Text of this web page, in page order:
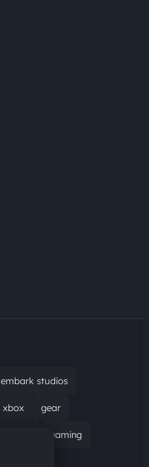
embark studios
xbox gear
gaming